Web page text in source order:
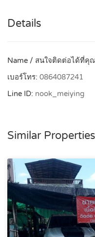
Details
Name / สนใจติดต่อได้ที่คุ
เบอร์โทร: 0864087241
Line ID: nook_meiying
Similar Properties